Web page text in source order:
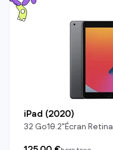
iPad (2020)
32 Go10.2"Écran Retina